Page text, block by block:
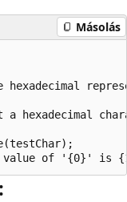
Másolás
hexadecimal
a hexadecimal